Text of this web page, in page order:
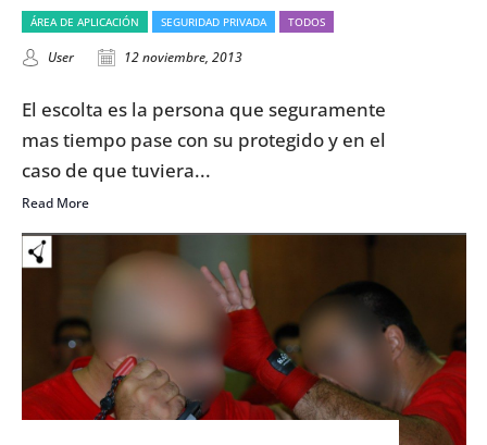
ÁREA DE APLICACIÓN SEGURIDAD PRIVADA TODOS
User 12 noviembre, 2013
El escolta es la persona que seguramente
mas tiempo pase con su protegido y en el
caso de que tuviera...
Read More